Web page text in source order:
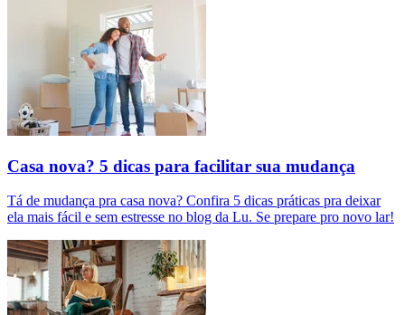
Casa nova? 5 dicas para facilitar sua mudança
Tá de mudança pra casa nova? Confira 5 dicas práticas pra deixar
ela mais fácil e sem estresse no blog da Lu. Se prepare pro novo lar!